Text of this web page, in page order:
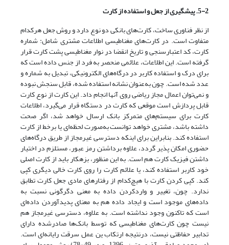
5-2. پیشگیری از جعل‌ و استفاده‌ از کارت
از نظر فناوری ساخت، کارت‌های بانکی دو نوع دارد و روش جعل هرکدام
متفاوت است. در کارت‌های مغناطیسی اطلاعات مشتری شامل: شماره
کارت، کد اعتبارسنجی و تاریخ‌ انقضا در نوار مغناطیسی پشت کارت قرار
گرفته است. این اطلاعات، علائمی منحصر به فرد از جنس داده است که
برای درک و استفاده کاربر در درگاه‌های الکترونیکی، تبدیل‌ به‌ شماره‌ و
عدد شده است. چون به‌عنوان‌ نشانه‌ استفاده شده، قابل سنجش نبوده
و نمی‌توان اعمال مجاز ریاضی روی آنها انجام داد. این کارت از نوع کارت
قابل پردازش‌ است‌ موقعی که کارت در دستگاه قرار می‌گیرد‌، اطلاعات‌
کارت برای سیستم‌های متمرکز بانک ارسال خواهد شد، اگر صحت
داشته باشد، مشتری خواهد توانست به‌صورت‌ لحظه‌ای‌ یا برخط از کارت
استفاده کند. بنابراین برای‌ اینکه دسترسی غیرمجاز از طریق درگاه‌های
حضوری امکان پذیر گردد، علاوه برداشتن رمز عبور، مستلزم در‌ اختیار‌
داشتن‌ فیزیک کارت هم است. به این منظور، بزهکار باید از کارت‌ اصلی‌
خود کاربر استفاده کند، یا علائم کارت را روی کارت خالی دیگری کپی
کند. کپی‌ کردن‌ کارت با هیچ‌کدام از رفتارهای مادی جعل کارت تطابق
ندارد. چون‌، تغییر‌ و واردکردن‌ داده به معنی دگرگونی نسبت به
داده‌های موجود است و ایجاد داده هم به‌ معنای‌ پدیدآوردن‌ داده‌ای
است که تاکنون وجود نداشته است. به علاوه، دسترسی غیرمجاز هم
نیست‌ چون کارت‌های مغناطیسی که توسط بانک‌ها صادرشده دارای
تدابیر حفاظتی‌ نیست‌، درنتیجه‌ ارتکاب ین عمل سرقت رایانه‌ای است.